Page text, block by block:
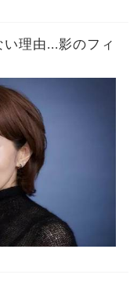
理由...影のフィ